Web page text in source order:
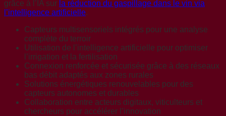
grâce à l’IA sur la réduction du gaspillage dans le vin via
l’intelligence artificielle.
Capteurs multisensoriels intégrés pour une analyse
complète du terroir
Utilisation de l’intelligence artificielle pour optimiser
l’irrigation et la fertilisation
Connexion renforcée et sécurisée grâce à des réseaux
bas débit adaptés aux zones rurales
Solutions énergétiques renouvelables pour des
capteurs autonomes et durables
Collaboration entre acteurs digitaux, viticulteurs et
chercheurs pour accélérer l’innovation